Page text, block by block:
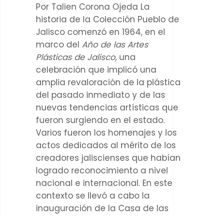
Por Talien Corona Ojeda La
historia de la Colección Pueblo de
Jalisco comenzó en 1964, en el
marco del Año de las Artes
Plásticas de Jalisco, una
celebración que implicó una
amplia revaloración de la plástica
del pasado inmediato y de las
nuevas tendencias artísticas que
fueron surgiendo en el estado.
Varios fueron los homenajes y los
actos dedicados al mérito de los
creadores jaliscienses que habían
logrado reconocimiento a nivel
nacional e internacional. En este
contexto se llevó a cabo la
inauguración de la Casa de las